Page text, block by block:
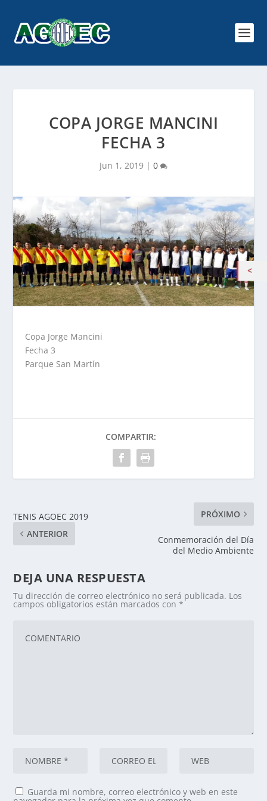
COPA JORGE MANCINI
FECHA 3
Jun 1, 2019 | 0
Copa Jorge Mancini
Fecha 3
Parque San Martín
COMPARTIR:
TENIS AGOEC 2019
ANTERIOR
PRÓXIMO
Conmemoración del Día
del Medio Ambiente
DEJA UNA RESPUESTA
Tu dirección de correo electrónico no será publicada. Los
campos obligatorios están marcados con*
Guarda mi nombre, correo electrónico y web en este